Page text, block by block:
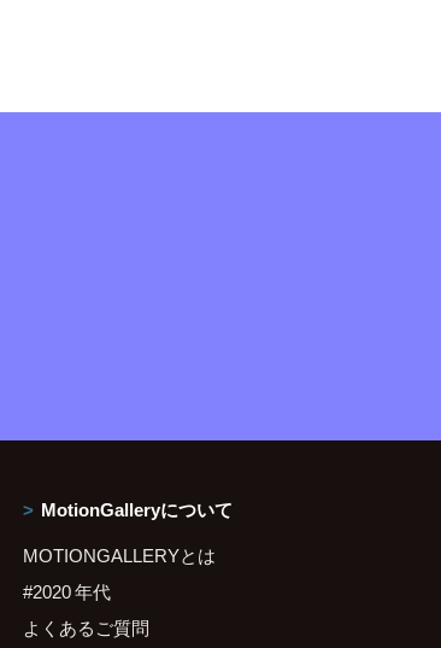
MotionGalleryについて
MOTIONGALLERYとは
#2020 年代
よくあるご質問